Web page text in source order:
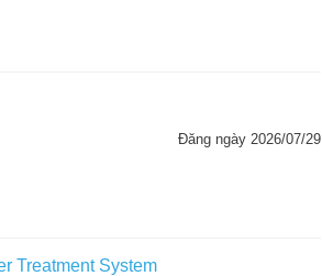
Đăng ngày 2026/07/29
Treatment System